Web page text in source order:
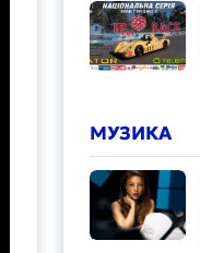
МУЗИКА